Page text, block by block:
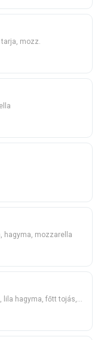
mozz.
hagyma, mozzarella
fokhagymás tejföl, füstölt tarja, füstölt sajt, lila hagyma, főtt tojás, mozzarella